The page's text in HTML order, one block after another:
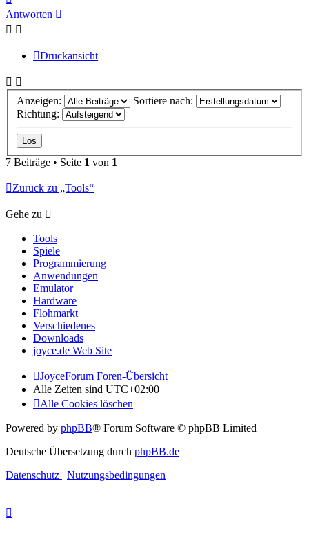
oben
Antworten
Druckansicht
Anzeigen:
Sortiere nach:
Richtung:
7 Beiträge • Seite 1 von 1
Zurück zu „Tools“
Gehe zu
Tools
Spiele
Programmierung
Anwendungen
Emulator
Hardware
Flohmarkt
Verschiedenes
Downloads
joyce.de Web Site
JoyceForum Foren-Übersicht
Alle Zeiten sind UTC+02:00
Alle Cookies löschen
Powered by phpBB® Forum Software © phpBB Limited
Deutsche Übersetzung durch phpBB.de
Datenschutz | Nutzungsbedingungen